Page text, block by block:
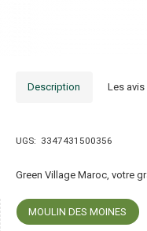
Description Les avis
UGS: 3347431500356
Green Village Maroc, votre
MOULIN DES MOINES